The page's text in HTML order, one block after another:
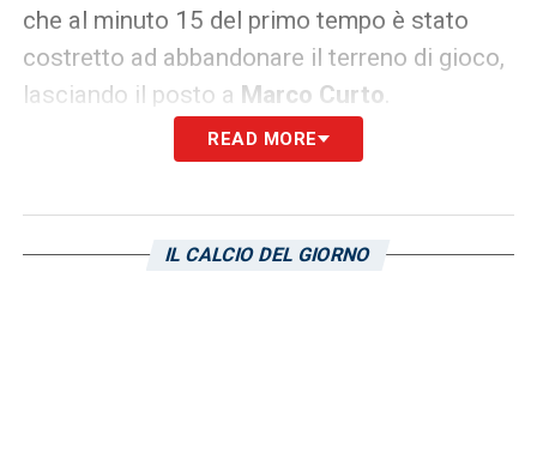
che al minuto 15 del primo tempo è stato
costretto ad abbandonare il terreno di gioco,
lasciando il posto a Marco Curto
Il difensore, infatti, ha accusato un problema
non è poi rientrato in campo.
READ MORE
IL CALCIO DEL GIORNO